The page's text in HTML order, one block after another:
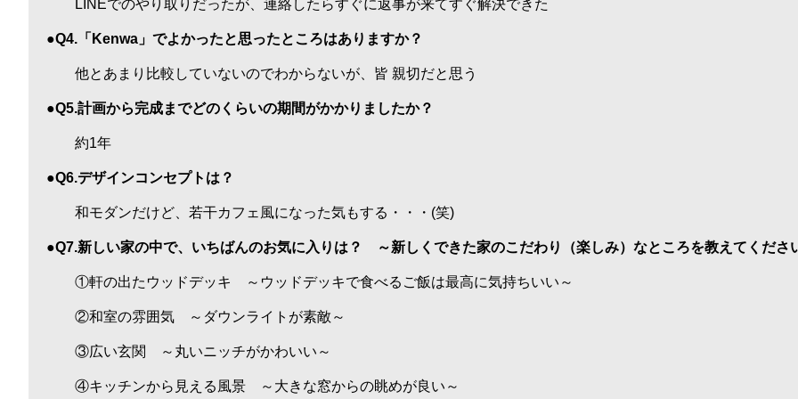
LINEでのやり取りだったが、連絡したらすぐに返事が来てすぐ解決できた
●Q4.「Kenwa」でよかったと思ったところはありますか？
他とあまり比較していないのでわからないが、皆 親切だと思う
●Q5.計画から完成までどのくらいの期間がかかりましたか？
約1年
●Q6.デザインコンセプトは？
和モダンだけど、若干カフェ風になった気もする・・・(笑)
●Q7.新しい家の中で、いちばんのお気に入りは？ ～新しくできた家のこだわり（楽しみ）なところを教えてくださ
①軒の出たウッドデッキ ～ウッドデッキで食べるご飯は最高に気持ちいい～
②和室の雰囲気 ～ダウンライトが素敵～
③広い玄関 ～丸いニッチがかわいい～
④キッチンから見える風景 ～大きな窓からの眺めが良い～